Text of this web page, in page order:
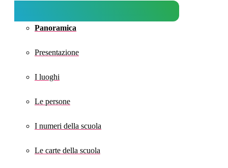
Panoramica
Presentazione
I luoghi
Le persone
I numeri della scuola
Le carte della scuola